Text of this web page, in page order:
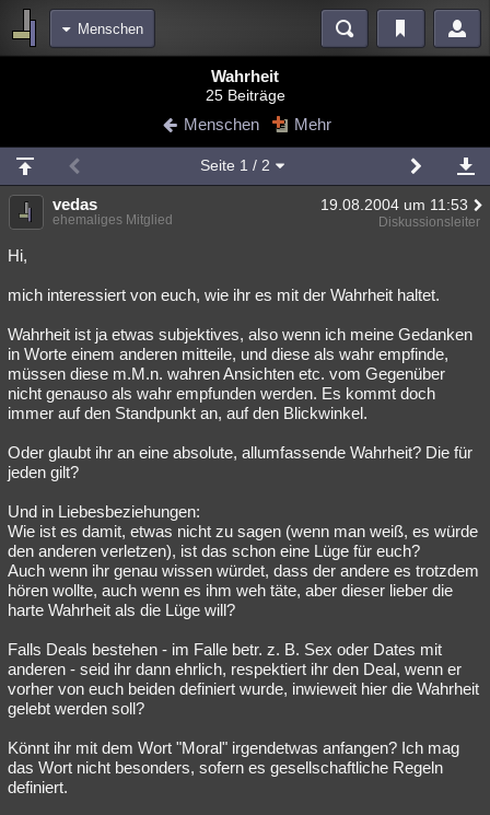
Menschen
Blogs
Chat Wiki Neuigkeiten
meine Rubriken
Menschen Mystery Kriminalfälle
Natur Umfragen Unterhaltung
weitere Rubriken
Philosophie Träume Orte Esoterik Literatur
Astronomie Helpdesk Gruppen Gaming Filme
Musik Clash Verbesserungen Allmystery English
Übersichten
Besucht Teilgenommen
Lesenswert Schlüsselwörter
Wahrheit
25 Beiträge
Menschen Mehr
Seite 1 / 2
vedas 19.08.2004 um 11:53
ehemaliges Mitglied Diskussionsleiter
Hi,
mich interessiert von euch, wie ihr es mit der Wahrheit haltet.
Wahrheit ist ja etwas subjektives, also wenn ich meine Gedanken
in Worte einem anderen mitteile, und diese als wahr empfinde,
müssen diese m.M.n. wahren Ansichten etc. vom Gegenüber
nicht genauso als wahr empfunden werden. Es kommt doch
immer auf den Standpunkt an, auf den Blickwinkel.
Oder glaubt ihr an eine absolute, allumfassende Wahrheit? Die für
jeden gilt?
Und in Liebesbeziehungen:
Wie ist es damit, etwas nicht zu sagen (wenn man weiß, es würde
den anderen verletzen), ist das schon eine Lüge für euch?
Auch wenn ihr genau wissen würdet, dass der andere es trotzdem
hören wollte, auch wenn es ihm weh täte, aber dieser lieber die
harte Wahrheit als die Lüge will?
Falls Deals bestehen - im Falle betr. z. B. Sex oder Dates mit
anderen - seid ihr dann ehrlich, respektiert ihr den Deal, wenn er
vorher von euch beiden definiert wurde, inwieweit hier die Wahrheit
gelebt werden soll?
Könnt ihr mit dem Wort "Moral" irgendetwas anfangen? Ich mag
das Wort nicht besonders, sofern es gesellschaftliche Regeln
definiert.